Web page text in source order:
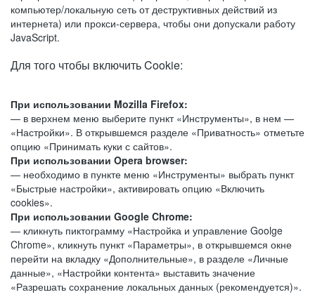
компьютер/локальную сеть от деструктивных действий из
интернета) или прокси-сервера, чтобы они допускали работу
JavaScript.
Для того чтобы включить Cookie:
При использовании Mozilla Firefox:
— в верхнем меню выберите пункт «Инструменты», в нем —
«Настройки». В открывшемся разделе «Приватность» отметьте
опцию «Принимать куки с сайтов».
При использовании Opera browser:
— необходимо в пункте меню «Инструменты» выбрать пункт
«Быстрые настройки», активировать опцию «Включить
cookies».
При использовании Google Chrome:
— кликнуть пиктограмму «Настройка и управление Goolge
Chrome», кликнуть пункт «Параметры», в открывшемся окне
перейти на вкладку «Дополнительные», в разделе «Личные
данные», «Настройки контента» выставить значение
«Разрешать сохранение локальных данных (рекомендуется)».